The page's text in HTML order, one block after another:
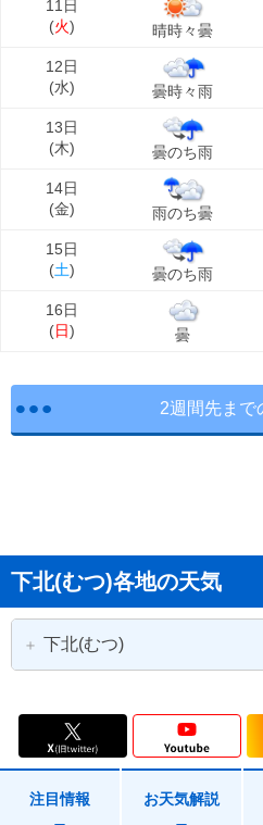
11日
(火) 晴時々曇
12日
(水) 曇時々雨
13日
(木) 曇のち雨
14日
(金) 雨のち曇
15日
(土) 曇のち雨
16日
(日) 曇
2週間先まで
下北(むつ)各地の天気
下北(むつ)
東通村
佐井村
注目情報 お天気解説